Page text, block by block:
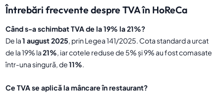
Întrebări frecvente despre TVA în HoReCa
Când s-a schimbat TVA de la 19% la 21%?
De la1 august 2025, prin Legea 141/2025. Cota standard a urcat
de la 19% la21%, iar cotele reduse de 5% și 9% au fost comasate
într-una singură, de11%.
Ce TVA se aplică la mâncare în restaurant?